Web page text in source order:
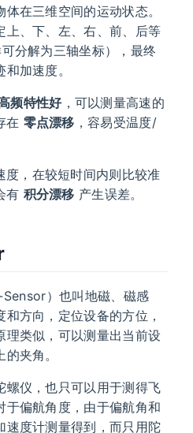
在三维空间的运动状态。
上、下、左、右、前、后等
分解为三轴坐标），最终
加速度。
频特性好，可以测量高速的
在 零点漂移 ，容易受温度/
度，在较短时间内则比较准
有 积分漂移 产生误差。
）也叫地磁、磁感
方向，定位设备的方位，
理类似，可以测量出当前设
夹角。
螺仪，也只可以用于测得飞
于偏航角度，由于偏航角和
速度计测量得到，而只用陀